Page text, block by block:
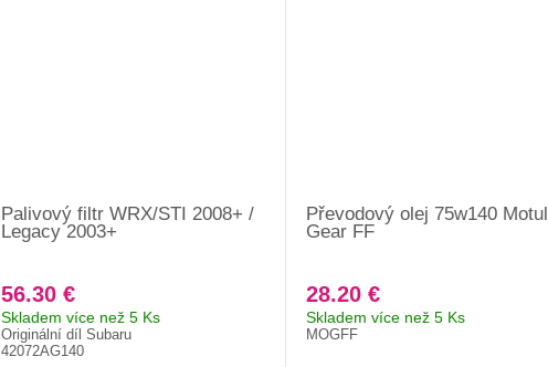
Palivový filtr WRX/STI 2008+ /
Legacy 2003+
56.30 €
Skladem více než 5 Ks
Originální díl Subaru
42072AG140
Převodový olej 75w140 Motul
Gear FF
28.20 €
Skladem více než 5 Ks
MOGFF